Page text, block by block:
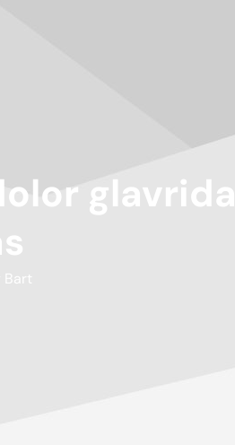
glavrida
Bart